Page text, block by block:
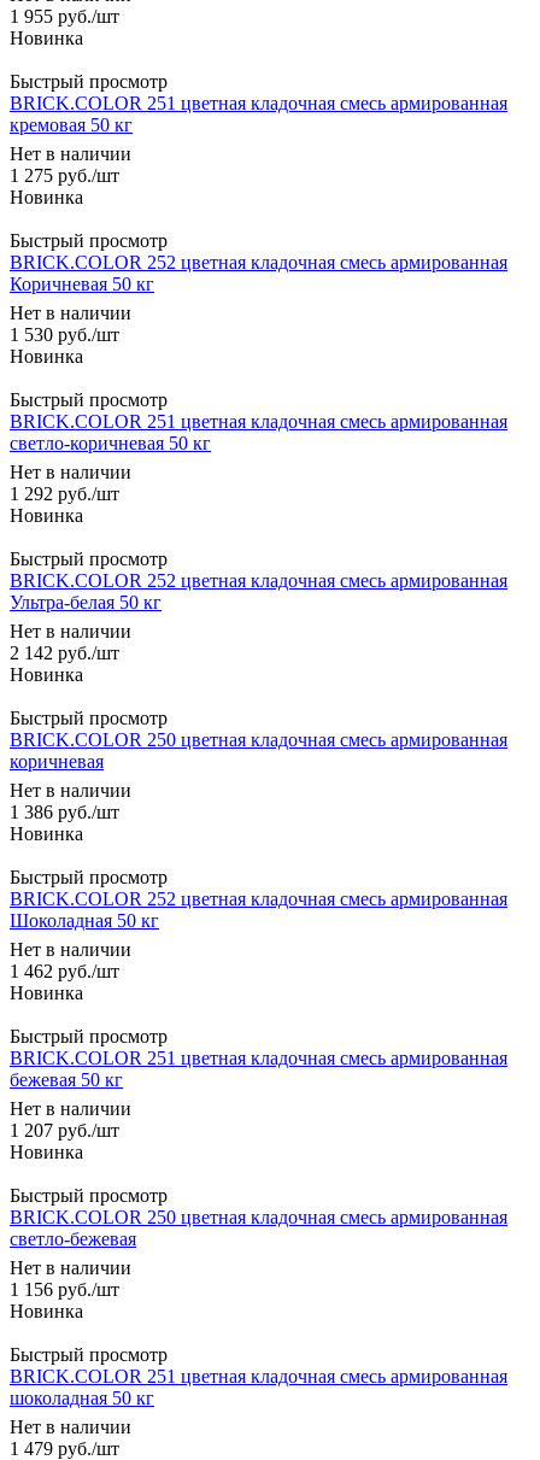
1 955 руб./шт
Быстрый просмотр
BRICK.COLOR 251 цветная кладочная смесь армированная
кремовая 50 кг
Нет в наличии
1 275 руб./шт
Быстрый просмотр
BRICK.COLOR 252 цветная кладочная смесь армированная
Коричневая 50 кг
Нет в наличии
1 530 руб./шт
Быстрый просмотр
BRICK.COLOR 251 цветная кладочная смесь армированная
светло-коричневая 50 кг
Нет в наличии
1 292 руб./шт
Быстрый просмотр
BRICK.COLOR 252 цветная кладочная смесь армированная
Ультра-белая 50 кг
Нет в наличии
2 142 руб./шт
Быстрый просмотр
BRICK.COLOR 250 цветная кладочная смесь армированная
коричневая
Нет в наличии
1 386 руб./шт
Быстрый просмотр
BRICK.COLOR 252 цветная кладочная смесь армированная
Шоколадная 50 кг
Нет в наличии
1 462 руб./шт
Быстрый просмотр
BRICK.COLOR 251 цветная кладочная смесь армированная
бежевая 50 кг
Нет в наличии
1 207 руб./шт
Быстрый просмотр
BRICK.COLOR 250 цветная кладочная смесь армированная
светло-бежевая
Нет в наличии
1 156 руб./шт
Быстрый просмотр
BRICK.COLOR 251 цветная кладочная смесь армированная
шоколадная 50 кг
Нет в наличии
1 479 руб./шт